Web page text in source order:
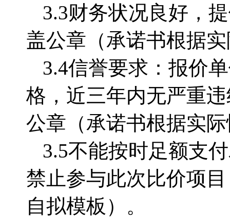
3.3财务状况良好，
盖公章（承诺书根据
3.4信誉要求：报价
格，近三年内无严重
公章（承诺书根据实
3.5不能按时足额支
禁止参与此次比价项
自拟模板）。